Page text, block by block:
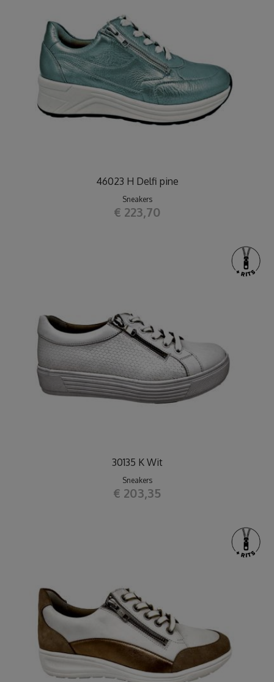
46023 H Delfi pine
Sneakers
€ 223,70
30135 K Wit
Sneakers
€ 203,35